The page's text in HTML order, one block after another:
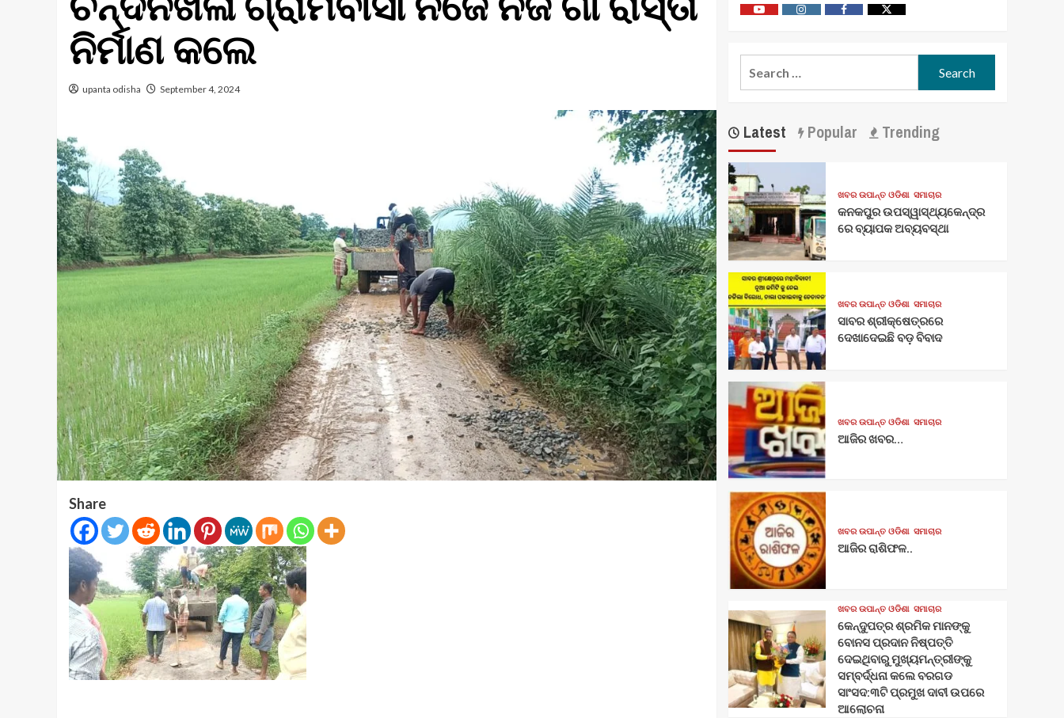
ନିର୍ମାଣ କଲେ
upanta odisha September 4, 2024
Share
YoutubeVimeo FacebookTwitter
Latest Popular Trending
ଖବର ଉପାନ୍ତ ଓଡିଶା ସମାଚାର
କନକପୁର ଉପସ୍ୱାସ୍ଥ୍ୟକେନ୍ଦ୍ର
ରେ ବ୍ୟାପକ ଅବ୍ୟବସ୍ଥା
ଖବର ଉପାନ୍ତ ଓଡିଶା ସମାଚାର
ସାବର ଶ୍ରୀକ୍ଷେତ୍ରରେ
ଦେଖାଦେଇଛି ବଡ଼ ବିବାଦ
ଖବର ଉପାନ୍ତ ଓଡିଶା ସମାଚାର
ଆଜିର ଖବର…
ଖବର ଉପାନ୍ତ ଓଡିଶା ସମାଚାର
ଆଜିର ରାଶିଫଳ..
ଖବର ଉପାନ୍ତ ଓଡିଶା ସମାଚାର
କେନ୍ଦୁପତ୍ର ଶ୍ରମିକ ମାନଙ୍କୁ
ବୋନସ ପ୍ରଦାନ ନିଷ୍ପତ୍ତି
ଦେଇଥିବାରୁ ମୁଖ୍ୟମନ୍ତ୍ରୀଙ୍କୁ
ସମ୍ବର୍ଦ୍ଧନା କଲେ ବରଗଡ
ସାଂସଦ:୩ଟି ପ୍ରମୁଖ ଦାବୀ ଉପରେ
ଆଲୋଚନା